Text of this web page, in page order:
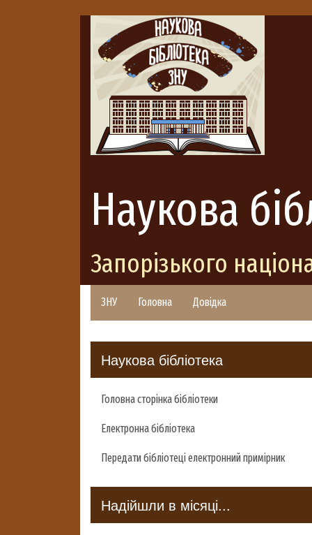
Наукова
Запорізького
ЗНУ Головна Довідка
Наукова бібліотека
Головна сторінка бібліотеки
Електронна бібліотека
Передати бібліотеці електронний примірник
Надійшли в місяці...